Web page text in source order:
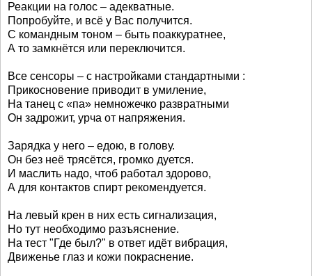
Реакции на голос – адекватные.
Попробуйте, и всё у Вас получится.
С командным тоном – быть поаккуратнее,
А то замкнётся или переключится.
Все сенсоры – с настройками стандартными :
Прикосновение приводит в умиление,
На танец с «па» немножечко развратными
Он задрожит, урча от напряжения.
Зарядка у него – едою, в голову.
Он без неё трясётся, громко дуется.
И маслить надо, чтоб работал здорово,
А для контактов спирт рекомендуется.
На левый крен в них есть сигнализация,
Но тут необходимо разъяснение.
На тест "Где был?" в ответ идёт вибрация,
Движенье глаз и кожи покраснение.